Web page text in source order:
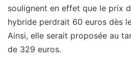
soulignent en effet que le prix
hybride perdrait 60 euros dès
Ainsi, elle serait proposée au
de 329 euros.